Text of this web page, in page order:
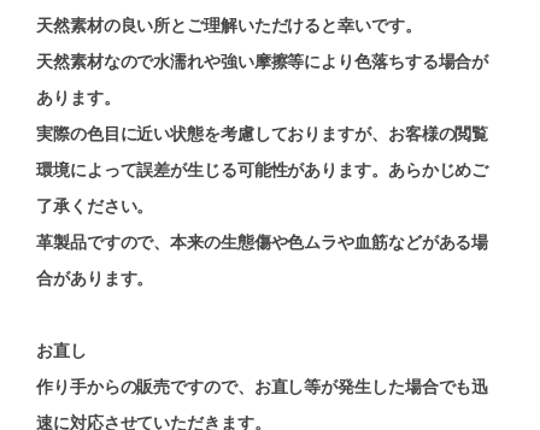
天然素材の良い所とご理解いただけると幸いです。
天然素材なので水濡れや強い摩擦等により色落ちする場合が
あります。
実際の色目に近い状態を考慮しておりますが、お客様の閲覧
環境によって誤差が生じる可能性があります。あらかじめご
了承ください。
革製品ですので、本来の生態傷や色ムラや血筋などがある場
合があります。
お直し
作り手からの販売ですので、お直し等が発生した場合でも迅
速に対応させていただきます。